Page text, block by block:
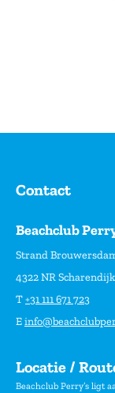
Contact
Beachclub
Strand
4322 NR
T+31 111 671 723
E
Locatie /
Beachclub Perry’s ligt